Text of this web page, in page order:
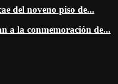
del noveno piso de...
a la conmemoración de...